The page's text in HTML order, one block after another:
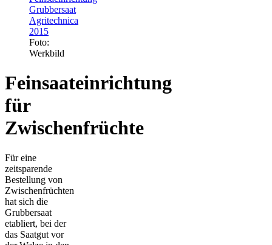
Foto:
Werkbild
Feinsaateinrichtung
für
Zwischenfrüchte
Für eine
zeitsparende
Bestellung von
Zwischenfrüchten
hat sich die
Grubbersaat
etabliert, bei der
das Saatgut vor